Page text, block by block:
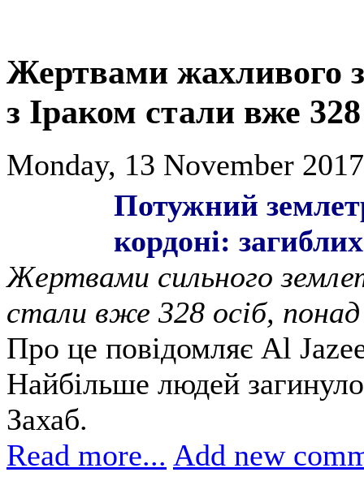
Жертвами жахливого
з Іраком стали вже 328
Monday, 13 November
Потужний
кордоні:
Жертвами сильного
стали вже 328 осіб,
Про це повідомляє Al
Найбільше людей
Захаб.
Read more... Add new